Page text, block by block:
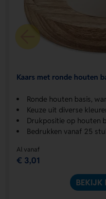
Kaars met ronde houten
Ronde houten basis,
Keuze uit diverse
Drukpositie op houten
Bedrukken vanaf 25
Al vanaf
€ 3,01
BEKIJK